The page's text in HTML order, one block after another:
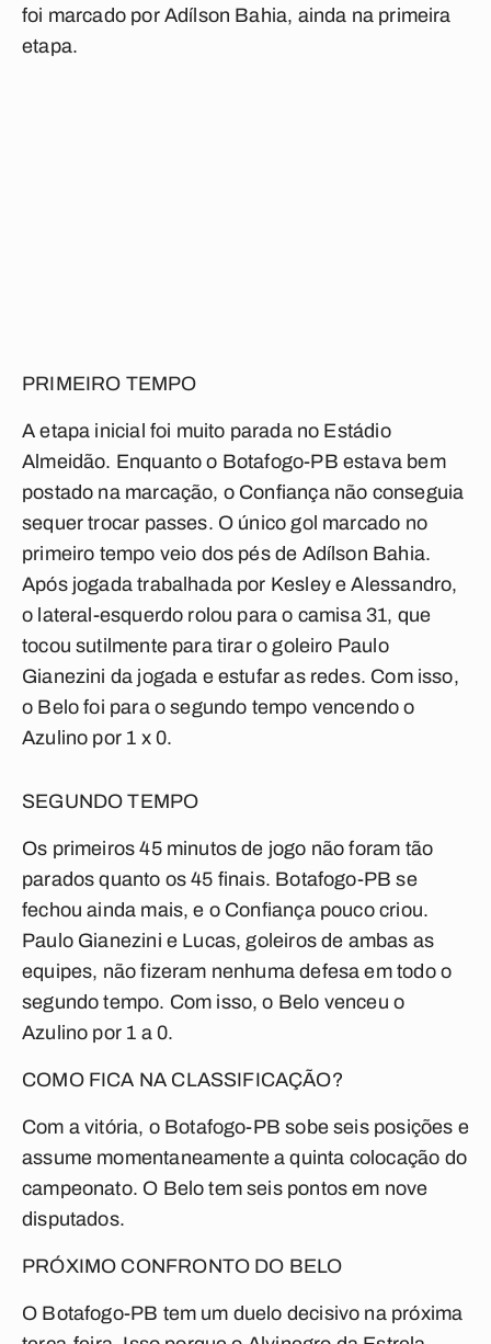
foi marcado por Adílson Bahia, ainda na primeira
etapa.
PRIMEIRO TEMPO
A etapa inicial foi muito parada no Estádio
Almeidão. Enquanto o Botafogo-PB estava bem
postado na marcação, o Confiança não conseguia
sequer trocar passes. O único gol marcado no
primeiro tempo veio dos pés de Adílson Bahia.
Após jogada trabalhada por Kesley e Alessandro,
o lateral-esquerdo rolou para o camisa 31, que
tocou sutilmente para tirar o goleiro Paulo
Gianezini da jogada e estufar as redes. Com isso,
o Belo foi para o segundo tempo vencendo o
Azulino por 1 x 0.
SEGUNDO TEMPO
Os primeiros 45 minutos de jogo não foram tão
parados quanto os 45 finais. Botafogo-PB se
fechou ainda mais, e o Confiança pouco criou.
Paulo Gianezini e Lucas, goleiros de ambas as
equipes, não fizeram nenhuma defesa em todo o
segundo tempo. Com isso, o Belo venceu o
Azulino por 1 a 0.
COMO FICA NA CLASSIFICAÇÃO?
Com a vitória, o Botafogo-PB sobe seis posições e
assume momentaneamente a quinta colocação do
campeonato. O Belo tem seis pontos em nove
disputados.
PRÓXIMO CONFRONTO DO BELO
O Botafogo-PB tem um duelo decisivo na próxima